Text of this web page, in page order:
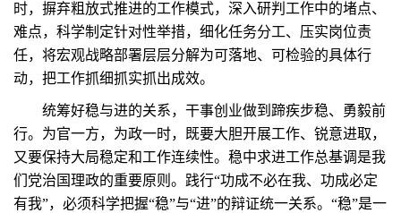
时，摒弃粗放式推进的工作模式，深入研判工作中的堵点、
难点，科学制定针对性举措，细化任务分工、压实岗位责
任，将宏观战略部署层层分解为可落地、可检验的具体行
动，把工作抓细抓实抓出成效。
统筹好稳与进的关系，干事创业做到蹄疾步稳、勇毅前
行。为官一方，为政一时，既要大胆开展工作、锐意进取，
又要保持大局稳定和工作连续性。稳中求进工作总基调是我
们党治国理政的重要原则。践行“功成不必在我、功成必定
有我”，必须科学把握“稳”与“进”的辩证统一关系。“稳”是一